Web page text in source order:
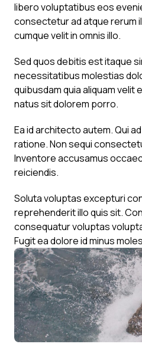
libero voluptatibus eos
consectetur ad atque rerum
cumque velit in omnis illo.
Sed quos debitis est itaque
necessitatibus molestias
quibusdam quia aliquam velit
natus sit dolorem porro.
Ea id architecto autem. Qui
ratione. Non sequi
Inventore accusamus
reiciendis.
Soluta voluptas excepturi
reprehenderit illo quis sit.
consequatur voluptas
Fugit ea dolore id minus